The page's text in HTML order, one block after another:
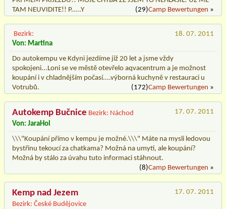
TAM NEUVIDITE!! P.....Y
(29)Camp Bewertungen »
Bezirk:
18. 07. 2011
Von: Martina
Do autokempu ve Kdyni jezdíme již 20 let a jsme vždy
spokojeni...Loni se ve městě otevřelo aqvacentrum a je možnost
koupání i v chladnějším počasí....výborná kuchyně v restauraci u
Votrubů.
(172)Camp Bewertungen »
Autokemp Bučnice Bezirk: Náchod
17. 07. 2011
Von: JaraHol
\\\"Koupání přímo v kempu je možné.\\\" Máte na mysli ledovou
bystřinu tekoucí za chatkama? Možná na umytí, ale koupání?
Možná by stálo za úvahu tuto informaci stáhnout.
(8)Camp Bewertungen »
Kemp nad Jezem
Bezirk: České Budějovice
17. 07. 2011